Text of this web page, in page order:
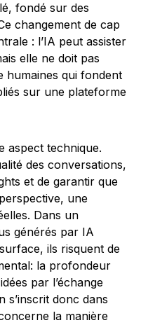
fondé sur des
changement de cap
: l’IA peut assister
elle ne doit pas
humaines qui fondent
sur une plateforme
aspect technique.
des conversations,
et de garantir que
une
Dans un
générés par IA
ils risquent de
la profondeur
par l’échange
s’inscrit donc dans
la manière